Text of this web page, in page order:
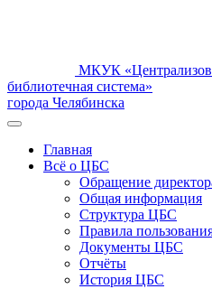
МКУК
библиотечная система»
города Челябинска
Главная
Всё о ЦБС
Обращение
Общая информация
Структура ЦБС
Правила
Документы ЦБС
Отчёты
История ЦБС